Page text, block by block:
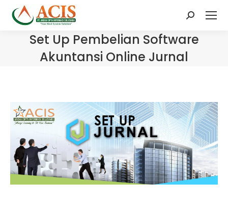
Search:
Set Up Pembelian Software
Akuntansi Online Jurnal